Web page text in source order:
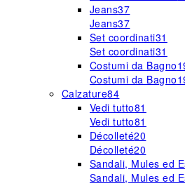
Jeans37
Jeans37
Set coordinati31
Set coordinati31
Costumi da Bagno
Costumi da Bagno
Calzature84
Vedi tutto81
Vedi tutto81
Décolleté20
Décolleté20
Sandali, Mules ed
Sandali, Mules ed